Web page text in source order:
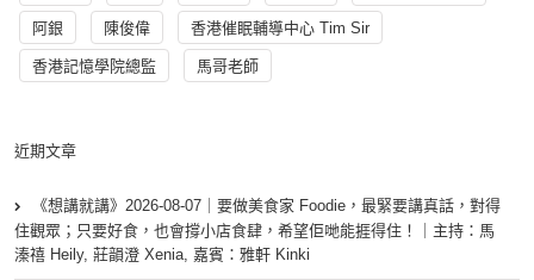
阿銀 陳俊偉 香港催眠輔導中心 Tim Sir
香港記憶學院總監 馬哥老師
近期文章
《想講就講》2026-08-07｜要做美食家 Foodie，最緊要講真話，對得
住觀眾；只要好食，也會撐小店食肆，希望佢哋能捱得住！｜主持：馬
溱禧 Heily, 莊韻澄 Xenia, 嘉賓：雅軒 Kinki